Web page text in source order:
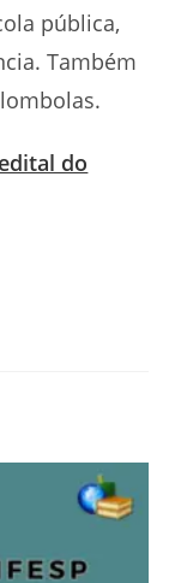
pública,
Também
edital do